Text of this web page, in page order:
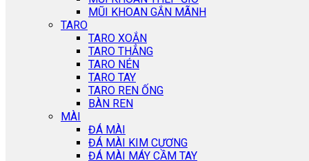
MŨI KHOAN GẮN MÃNH
TARO
TARO XOẮN
TARO THẲNG
TARO NÉN
TARO TAY
TARO REN ỐNG
BÀN REN
MÀI
ĐÁ MÀI
ĐÁ MÀI KIM CƯƠNG
ĐÁ MÀI MÁY CẦM TAY